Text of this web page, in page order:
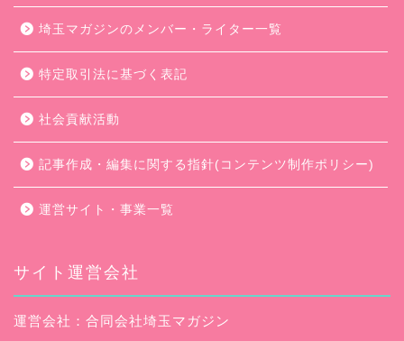
埼玉マガジンのメンバー・ライター一覧
特定取引法に基づく表記
社会貢献活動
記事作成・編集に関する指針(コンテンツ制作ポリシー)
運営サイト・事業一覧
サイト運営会社
運営会社：合同会社埼玉マガジン